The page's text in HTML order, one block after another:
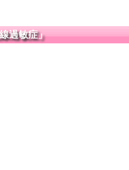
過敏症」